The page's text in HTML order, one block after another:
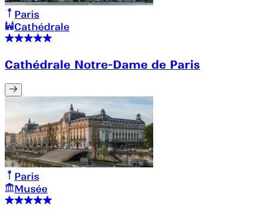
Paris
Cathédrale
Cathédrale Notre-Dame de Paris
Paris
Musée